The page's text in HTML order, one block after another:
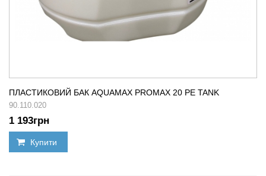
ПЛАСТИКОВИЙ БАК AQUAMAX PROMAX 20 PE TANK
90.110.020
1 193грн
Купити